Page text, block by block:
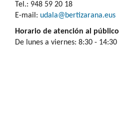
Tel.: 948 59 20 18
E-mail: udala@bertizarana.eus
Horario de atención al público
De lunes a viernes: 8:30 - 14:30